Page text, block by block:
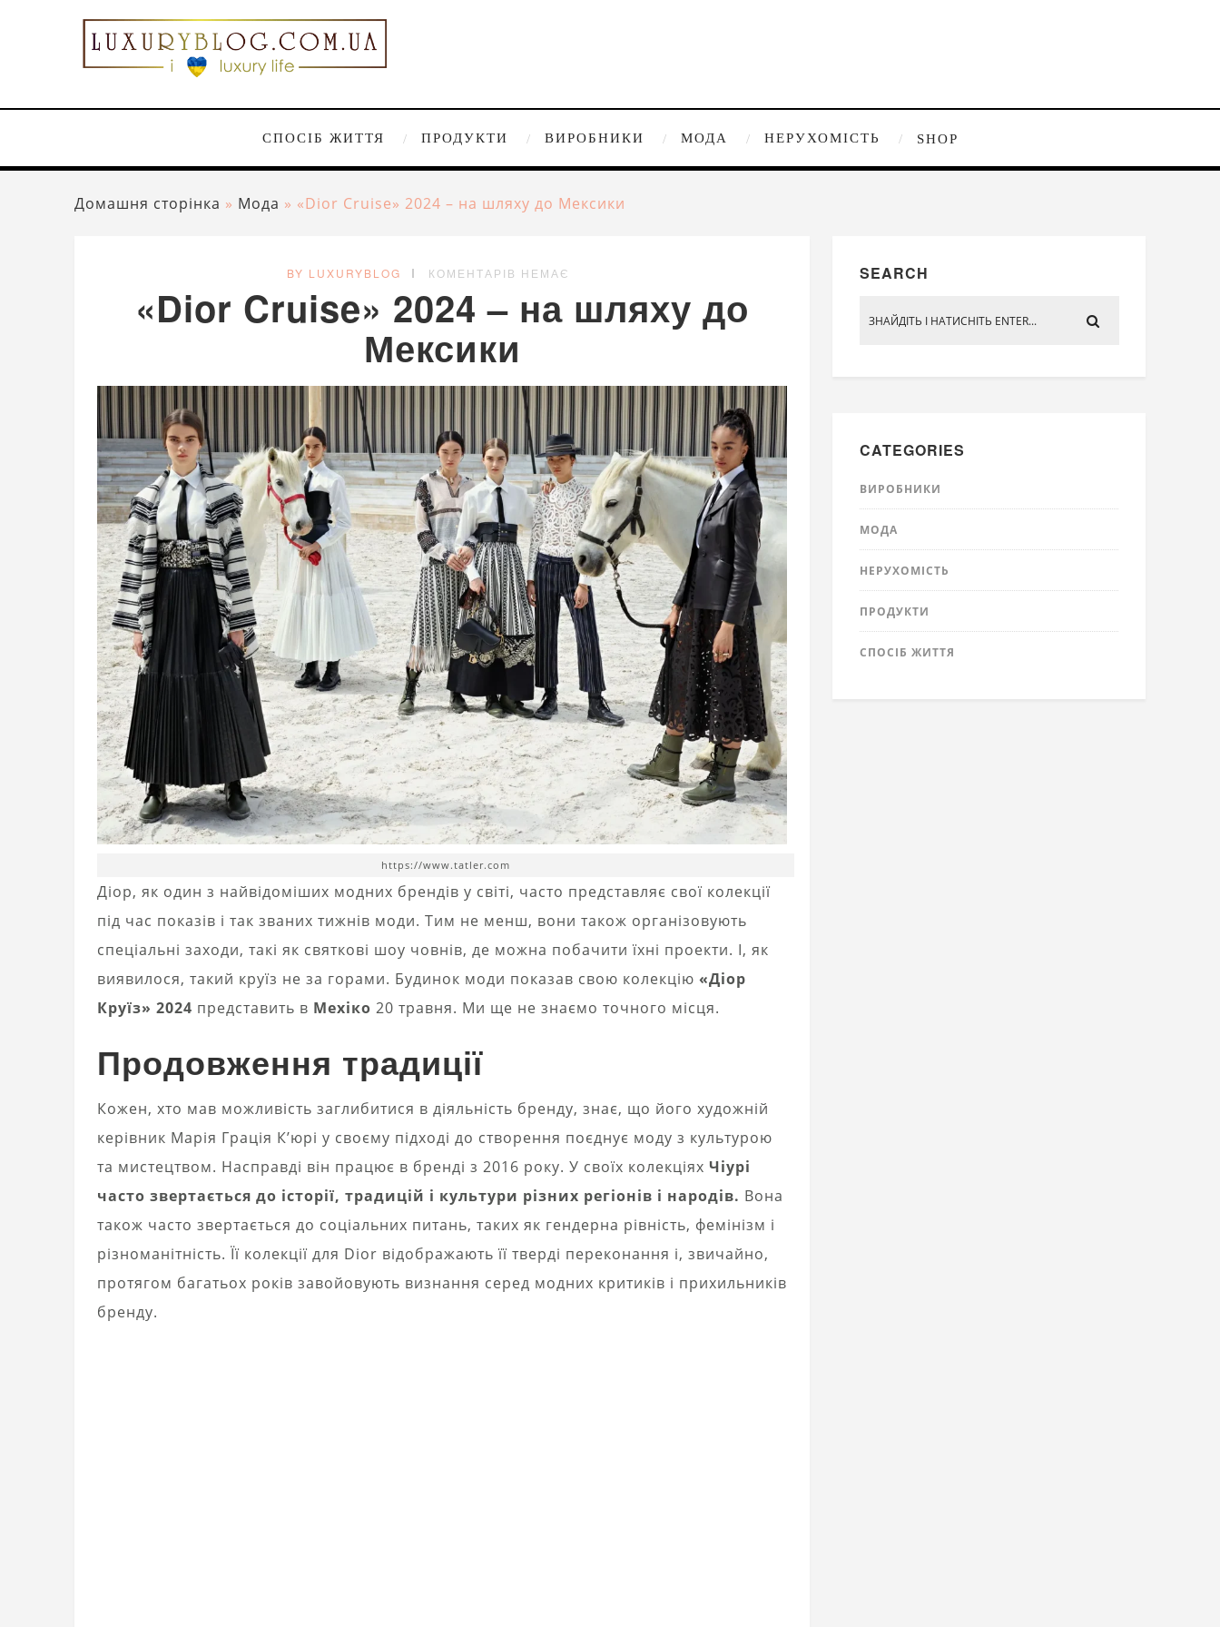
СПОСІБ ЖИТТЯ ПРОДУКТИ ВИРОБНИКИ МОДА НЕРУХОМІСТЬ SHOP
Домашня сторінка » Мода » «Dior Cruise» 2024 – на шляху до Мексики
BY LUXURYBLOG КОМЕНТАРІВ НЕМАЄ
«Dior Cruise» 2024 – на шляху до
Мексики
https://www.tatler.com
Діор, як один з найвідоміших модних брендів у світі, часто представляє свої колекції
під час показів і так званих тижнів моди. Тим не менш, вони також організовують
спеціальні заходи, такі як святкові шоу човнів, де можна побачити їхні проекти. І, як
виявилося, такий круїз не за горами. Будинок моди показав свою колекцію «Діор
Круїз» 2024 представить в Мехіко 20 травня. Ми ще не знаємо точного місця.
Продовження традиції
Кожен, хто мав можливість заглибитися в діяльність бренду, знає, що його художній
керівник Марія Грація К’юрі у своєму підході до створення поєднує моду з культурою
та мистецтвом. Насправді він працює в бренді з 2016 року. У своїх колекціях Чіурі
часто звертається до історії, традицій і культури різних регіонів і народів. Вона
також часто звертається до соціальних питань, таких як гендерна рівність, фемінізм і
різноманітність. Її колекції для Dior відображають її тверді переконання і, звичайно,
протягом багатьох років завойовують визнання серед модних критиків і прихильників
бренду.
SEARCH
CATEGORIES
ВИРОБНИКИ
МОДА
НЕРУХОМІСТЬ
ПРОДУКТИ
СПОСІБ ЖИТТЯ